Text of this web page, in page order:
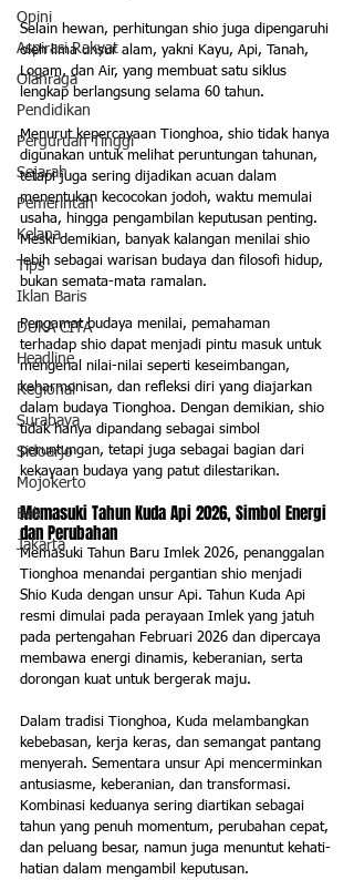
Opini
Aspirasi Rakyat
Olahraga
Pendidikan
Perguruan Tinggi
Sejarah
Pemerintah
Kelana
Tips
Iklan Baris
DUKA CITA
Headline
Regional
Surabaya
Sidoarjo
Mojokerto
Bali
Jakarta
Selain hewan, perhitungan shio juga dipengaruhi
oleh lima unsur alam, yakni Kayu, Api, Tanah,
Logam, dan Air, yang membuat satu siklus
lengkap berlangsung selama 60 tahun.
Menurut kepercayaan Tionghoa, shio tidak hanya
digunakan untuk melihat peruntungan tahunan,
tetapi juga sering dijadikan acuan dalam
menentukan kecocokan jodoh, waktu memulai
usaha, hingga pengambilan keputusan penting.
Meski demikian, banyak kalangan menilai shio
lebih sebagai warisan budaya dan filosofi hidup,
bukan semata-mata ramalan.
Pengamat budaya menilai, pemahaman
terhadap shio dapat menjadi pintu masuk untuk
mengenal nilai-nilai seperti keseimbangan,
keharmonisan, dan refleksi diri yang diajarkan
dalam budaya Tionghoa. Dengan demikian, shio
tidak hanya dipandang sebagai simbol
peruntungan, tetapi juga sebagai bagian dari
kekayaan budaya yang patut dilestarikan.
Memasuki Tahun Kuda Api 2026, Simbol Energi
dan Perubahan
Memasuki Tahun Baru Imlek 2026, penanggalan
Tionghoa menandai pergantian shio menjadi
Shio Kuda dengan unsur Api. Tahun Kuda Api
resmi dimulai pada perayaan Imlek yang jatuh
pada pertengahan Februari 2026 dan dipercaya
membawa energi dinamis, keberanian, serta
dorongan kuat untuk bergerak maju.
Dalam tradisi Tionghoa, Kuda melambangkan
kebebasan, kerja keras, dan semangat pantang
menyerah. Sementara unsur Api mencerminkan
antusiasme, keberanian, dan transformasi.
Kombinasi keduanya sering diartikan sebagai
tahun yang penuh momentum, perubahan cepat,
dan peluang besar, namun juga menuntut kehati-
hatian dalam mengambil keputusan.